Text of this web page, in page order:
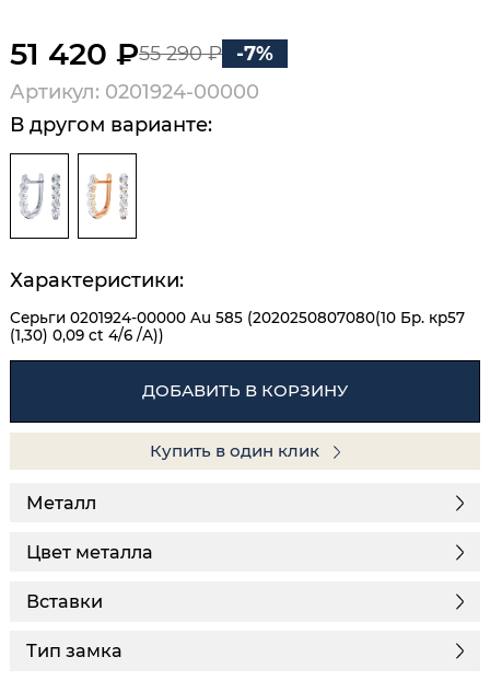
51 420 ₽55 290 ₽
-7%
Артикул: 0201924-00000
В другом варианте:
Характеристики:
Серьги 0201924-00000 Au 585 (2020250807080(10 Бр. кр57
(1,30) 0,09 ct 4/6 /А))
ДОБАВИТЬ В КОРЗИНУ
Купить в один клик
Металл
Цвет металла
Вставки
Тип замка